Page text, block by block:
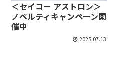
＜セイコー アストロン＞
ノベルティキャンペーン開
催中
2025.07.13